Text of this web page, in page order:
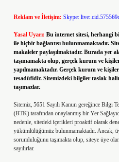
Reklam ve İletişim: Skype:
Yasal Uyarı: Bu internet sitesi, herhangi
ile hiçbir bağlantısı bulunmamaktadır.
makaleler paylaşılmaktadır. Burada yer
taşımamakta olup, gerçek kurum ve
yapılmamaktadır. Gerçek kurum ve
tesadüfidir. Sitemizdeki bilgiler taslak
taşımazlar.
Sitemiz, 5651 Sayılı Kanun gereğince Bilgi
(BTK) tarafından onaylanmış bir Yer
nedenle, sitedeki içerikleri proaktif olarak
yükümlülüğümüz bulunmamaktadır. Ancak,
sorumluluğunu taşımakta olup, siteye üye
sayılırlar.